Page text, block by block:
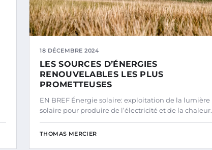
18 DÉCEMBRE 2024
LES SOURCES D’ÉNERGIES
RENOUVELABLES LES PLUS
PROMETTEUSES
EN BREF Énergie solaire: exploitation de la lumière
solaire pour produire de l’électricité et de la chaleur.
THOMAS MERCIER